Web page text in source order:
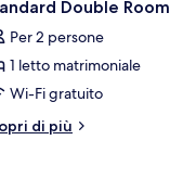
Double Room
Per 2 persone
1 letto matrimoniale
Wi-Fi gratuito
di più